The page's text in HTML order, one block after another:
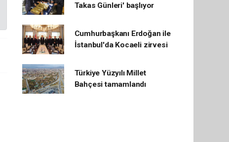
Takas Günleri' başlıyor
Cumhurbaşkanı Erdoğan ile
İstanbul'da Kocaeli zirvesi
Türkiye Yüzyılı Millet
Bahçesi tamamlandı